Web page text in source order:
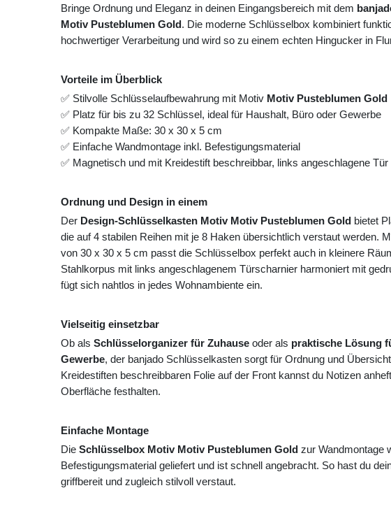
Bringe Ordnung und Eleganz in deinen Eingangsbereich mit dem
Motiv Pusteblumen Gold. Die moderne Schlüsselbox kombiniert
hochwertiger Verarbeitung und wird so zu einem echten Hingucker in
Vorteile im Überblick
✅ Stilvolle Schlüsselaufbewahrung mit Motiv Motiv Pusteblumen Gold
✅ Platz für bis zu 32 Schlüssel, ideal für Haushalt, Büro oder Gewerbe
✅ Kompakte Maße: 30 x 30 x 5 cm
✅ Einfache Wandmontage inkl. Befestigungsmaterial
✅ Magnetisch und mit Kreidestift beschreibbar, links angeschlagene Tür
Ordnung und Design in einem
Der Design-Schlüsselkasten Motiv Motiv Pusteblumen Gold bietet
die auf 4 stabilen Reihen mit je 8 Haken übersichtlich verstaut werden.
von 30 x 30 x 5 cm passt die Schlüsselbox perfekt auch in kleinere
Stahlkorpus mit links angeschlagenem Türscharnier harmoniert mit
fügt sich nahtlos in jedes Wohnambiente ein.
Vielseitig einsetzbar
Ob als Schlüsselorganizer für Zuhause oder als praktische Lösung
Gewerbe, der banjado Schlüsselkasten sorgt für Ordnung und
Kreidestiften beschreibbaren Folie auf der Front kannst du Notizen
Oberfläche festhalten.
Einfache Montage
Die Schlüsselbox Motiv Motiv Pusteblumen Gold zur Wandmontage
Befestigungsmaterial geliefert und ist schnell angebracht. So hast du
griffbereit und zugleich stilvoll verstaut.